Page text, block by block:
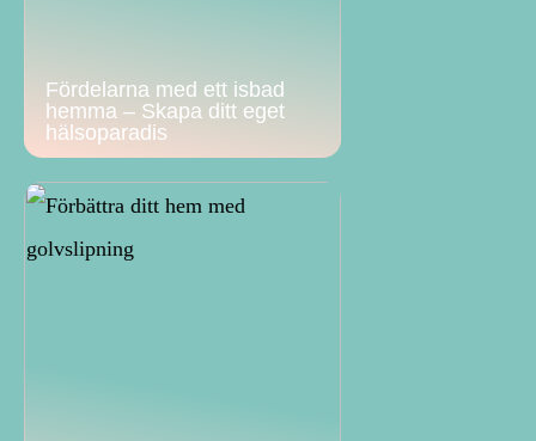
Fördelarna med ett isbad
hemma – Skapa ditt eget
hälsoparadis